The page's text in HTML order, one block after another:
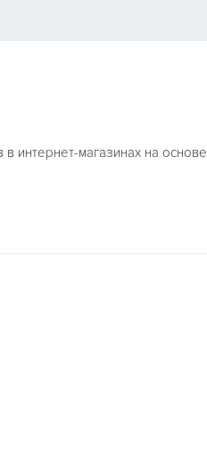
интернет-магазинах на основе